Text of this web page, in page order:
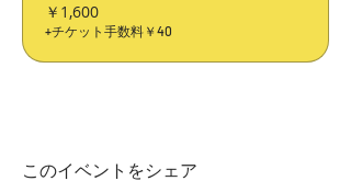
￥1,600
+チケット手数料￥40
このイベントをシェア